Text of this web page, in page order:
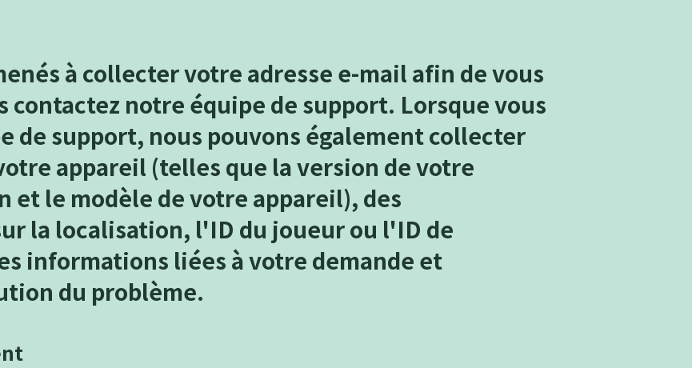
à collecter votre adresse e-mail afin de vous
contactez notre équipe de support. Lorsque vous
de support, nous pouvons également collecter
appareil (telles que la version de votre
et le modèle de votre appareil), des
la localisation, l'ID du joueur ou l'ID de
informations liées à votre demande et
du problème.